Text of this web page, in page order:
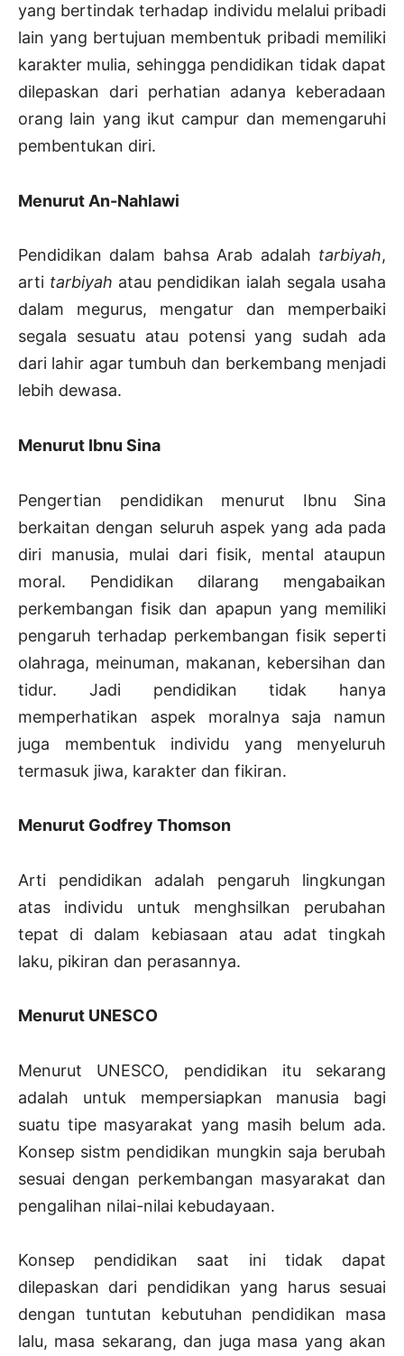
yang bertindak terhadap individu melalui pribadi
lain yang bertujuan membentuk pribadi memiliki
karakter mulia, sehingga pendidikan tidak dapat
dilepaskan dari perhatian adanya keberadaan
orang lain yang ikut campur dan memengaruhi
pembentukan diri.
Menurut An-Nahlawi
Pendidikan dalam bahsa Arab adalah tarbiyah,
arti tarbiyah atau pendidikan ialah segala usaha
dalam megurus, mengatur dan memperbaiki
segala sesuatu atau potensi yang sudah ada
dari lahir agar tumbuh dan berkembang menjadi
lebih dewasa.
Menurut Ibnu Sina
Pengertian pendidikan menurut Ibnu Sina
berkaitan dengan seluruh aspek yang ada pada
diri manusia, mulai dari fisik, mental ataupun
moral. Pendidikan dilarang mengabaikan
perkembangan fisik dan apapun yang memiliki
pengaruh terhadap perkembangan fisik seperti
olahraga, meinuman, makanan, kebersihan dan
tidur. Jadi pendidikan tidak hanya
memperhatikan aspek moralnya saja namun
juga membentuk individu yang menyeluruh
termasuk jiwa, karakter dan fikiran.
Menurut Godfrey Thomson
Arti pendidikan adalah pengaruh lingkungan
atas individu untuk menghsilkan perubahan
tepat di dalam kebiasaan atau adat tingkah
laku, pikiran dan perasannya.
Menurut UNESCO
Menurut UNESCO, pendidikan itu sekarang
adalah untuk mempersiapkan manusia bagi
suatu tipe masyarakat yang masih belum ada.
Konsep sistm pendidikan mungkin saja berubah
sesuai dengan perkembangan masyarakat dan
pengalihan nilai-nilai kebudayaan.
Konsep pendidikan saat ini tidak dapat
dilepaskan dari pendidikan yang harus sesuai
dengan tuntutan kebutuhan pendidikan masa
lalu, masa sekarang, dan juga masa yang akan